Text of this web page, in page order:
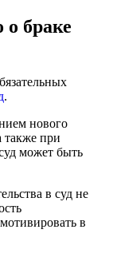
о браке
.
нового
также при
может быть
в суд не
в